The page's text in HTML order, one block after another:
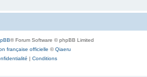
® Forum Software © phpBB Limited
française officielle ©Qiaeru
| Conditions